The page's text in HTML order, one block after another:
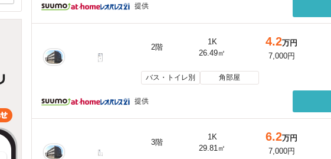
提供
2階
1K
26.49㎡
4.2万円
7,000円
バス・トイレ別 角部屋
提供
3階
1K
29.81㎡
6.2万円
7,000円